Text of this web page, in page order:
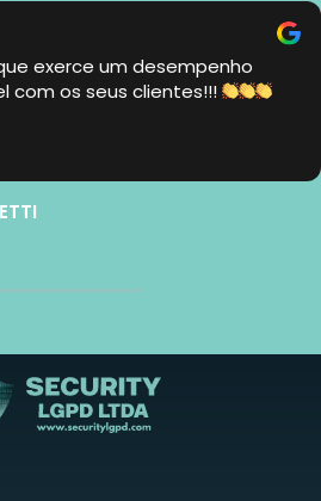
exerce um desempenho
com os seus clientes!!!